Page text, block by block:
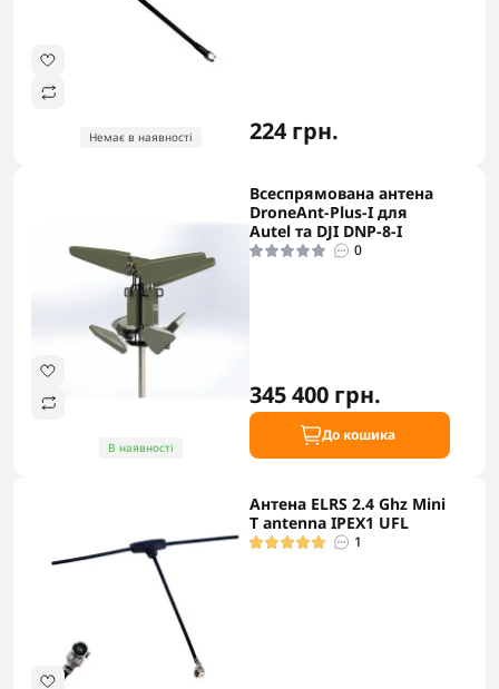
Немає в наявності 224 грн.
В наявності
Всеспрямована антена
DroneAnt-Plus-I для
Autel та DJI DNP-8-I
0
345 400 грн.
До кошика
Антена ELRS 2.4 Ghz Mini
T antenna IPEX1 UFL
1